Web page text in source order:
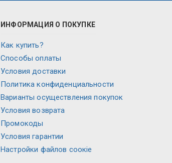
ИНФОРМАЦИЯ О ПОКУПКЕ
Как купить?
Способы оплаты
Условия доставки
Политика конфиденциальности
Варианты осуществления покупок
Условия возврата
Промокоды
Условия гарантии
Настройки файлов соокіе